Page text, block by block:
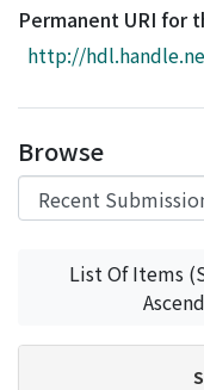
Download Ranking
Access Statistics
Permanent URI for
http://
Browse
List Of Items